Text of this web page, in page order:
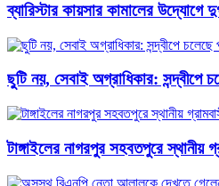
ব্যারিস্টার কায়সার কামালের
ছুটি নয়, সেবাই অগ্রাধিকার: সন্দ্বীপে
টাঙ্গাইলের নাগরপুর সহবতপুরে স্থানীয়